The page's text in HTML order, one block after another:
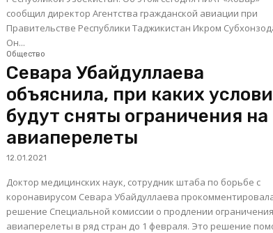
сообщил директор Агентства гражданской авиации при
Правительстве Республики Таджикистан Икром
Он...
Общество
Севара Убайдуллаева
объяснила, при каких
будут сняты ограничения на
авиаперелеты
12.01.2021
Доктор медицинских наук, сотрудник штаба по борьбе с
коронавирусом Севара Убайдуллаева
решение Специальной комиссии о продлении
авиаперелеты в ряд стран до 1 февраля. Это решение поможет